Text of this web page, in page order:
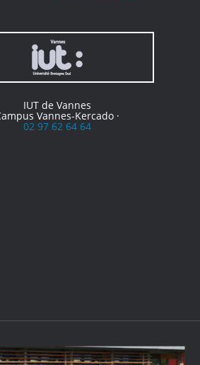
IUT de Vannes
Vannes-Kercado ·
02 97 62 64 64